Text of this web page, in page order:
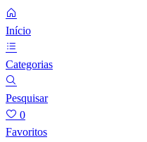
Início
Categorias
Pesquisar
0
Favoritos